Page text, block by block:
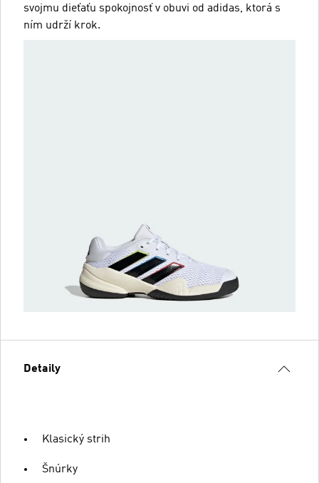
svojmu dieťaťu spokojnosť v obuvi od adidas, ktorá s
ním udrží krok.
Detaily
Klasický strih
Šnúrky